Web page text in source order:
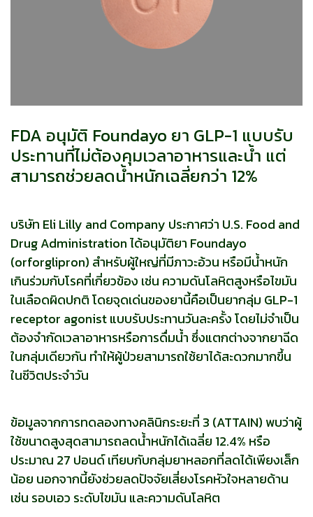
FDA อนุมัติ Foundayo ยา GLP-1 แบบรับ
ประทานที่ไม่ต้องคุมเวลาอาหารและน้ำ แต่
สามารถช่วยลดน้ำหนักเฉลี่ยกว่า 12%
บริษัท Eli Lilly and Company ประกาศว่า U.S. Food and
Drug Administration ได้อนุมัติยา Foundayo
(orforglipron) สำหรับผู้ใหญ่ที่มีภาวะอ้วน หรือมีน้ำหนัก
เกินร่วมกับโรคที่เกี่ยวข้อง เช่น ความดันโลหิตสูงหรือไขมัน
ในเลือดผิดปกติ โดยจุดเด่นของยานี้คือเป็นยากลุ่ม GLP-1
receptor agonist แบบรับประทานวันละครั้ง โดยไม่จำเป็น
ต้องจำกัดเวลาอาหารหรือการดื่มน้ำ ซึ่งแตกต่างจากยาฉีด
ในกลุ่มเดียวกัน ทำให้ผู้ป่วยสามารถใช้ยาได้สะดวกมากขึ้น
ในชีวิตประจำวัน
ข้อมูลจากการทดลองทางคลินิกระยะที่ 3 (ATTAIN) พบว่าผู้
ใช้ขนาดสูงสุดสามารถลดน้ำหนักได้เฉลี่ย 12.4% หรือ
ประมาณ 27 ปอนด์ เทียบกับกลุ่มยาหลอกที่ลดได้เพียงเล็ก
น้อย นอกจากนี้ยังช่วยลดปัจจัยเสี่ยงโรคหัวใจหลายด้าน
เช่น รอบเอว ระดับไขมัน และความดันโลหิต